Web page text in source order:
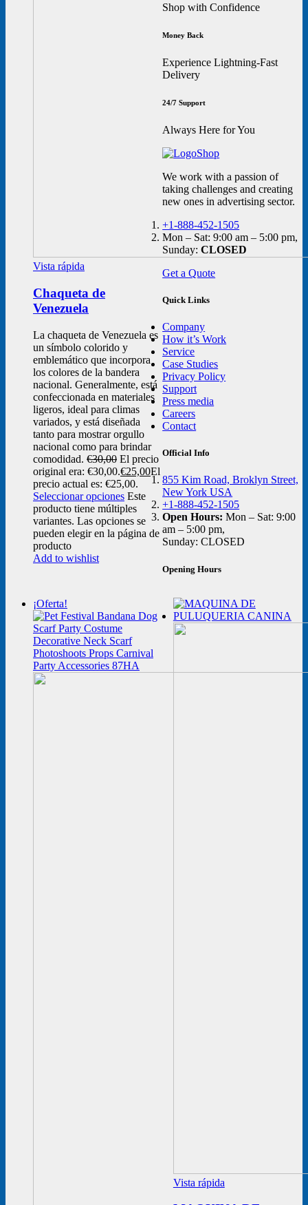
Vista rápida
Chaqueta de
Venezuela
La chaqueta de Venezuela es
un símbolo colorido y
emblemático que incorpora
los colores de la bandera
nacional. Generalmente, está
confeccionada en materiales
ligeros, ideal para climas
variados, y está diseñada
tanto para mostrar orgullo
nacional como para brindar
comodidad. €30,00 El precio
original era: €30,00.€25,00El
precio actual es: €25,00.
Seleccionar opciones Este
producto tiene múltiples
variantes. Las opciones se
pueden elegir en la página de
producto
Add to wishlist
¡Oferta!
Vista rápida
Shop with Confidence
Money Back
Experience Lightning-Fast
Delivery
24/7 Support
Always Here for You
We work with a passion of
taking challenges and creating
new ones in advertising sector.
+1-888-452-1505
Mon – Sat: 9:00 am – 5:00 pm,
Sunday:CLOSED
Get a Quote
Quick Links
Company
How it’s Work
Service
Case Studies
Privacy Policy
Support
Press media
Careers
Contact
Official Info
855 Kim Road, Broklyn Street,
New York USA
+1-888-452-1505
Open Hours: Mon – Sat: 9:00
am – 5:00 pm,
Sunday: CLOSED
Opening Hours